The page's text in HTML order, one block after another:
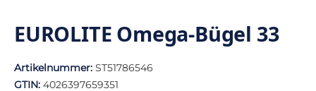
EUROLITE Omega-Bügel 33
Artikelnummer: ST51786546
GTIN: 4026397659351